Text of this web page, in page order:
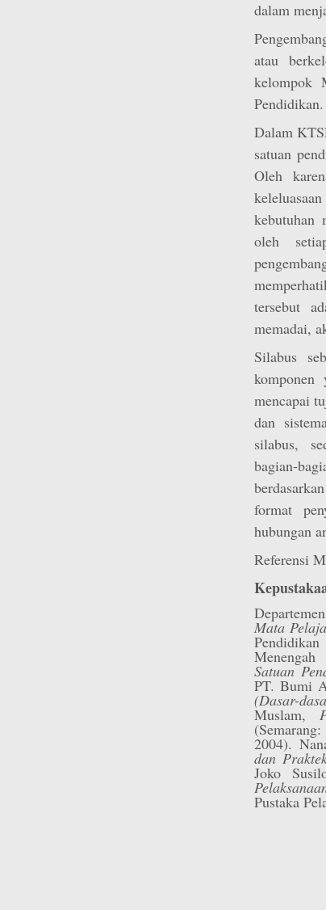
dalam
atau
kelompok
Pendidikan.
Dalam
satuan
Oleh
kebutuhan
oleh
tersebut
memadai,
Silabus
komponen
mencapai
dan
silabus,
bagian-
format
hubungan
Referensi
Mata
Satuan
PT. Bumi
(Dasar-
Muslam,
2004).
dan
Joko
Pustaka